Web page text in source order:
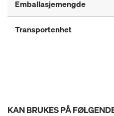
Emballasjemengde
Transportenhet
KAN BRUKES PÅ